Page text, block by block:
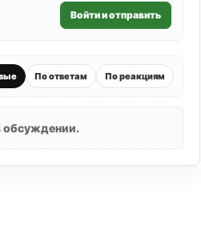
Войти и отправить
По ответам По реакциям
обсуждении.